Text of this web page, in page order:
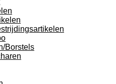
Borstels